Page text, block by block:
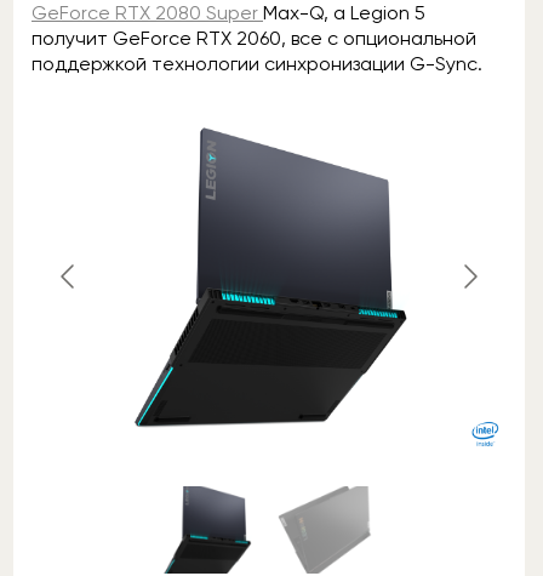
GeForce RTX 2080 Super Max-Q, а Legion 5
получит GeForce RTX 2060, все с опциональной
поддержкой технологии синхронизации G-Sync.